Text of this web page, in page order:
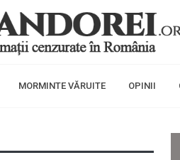
MORMINTE VĂRUITE OPINII